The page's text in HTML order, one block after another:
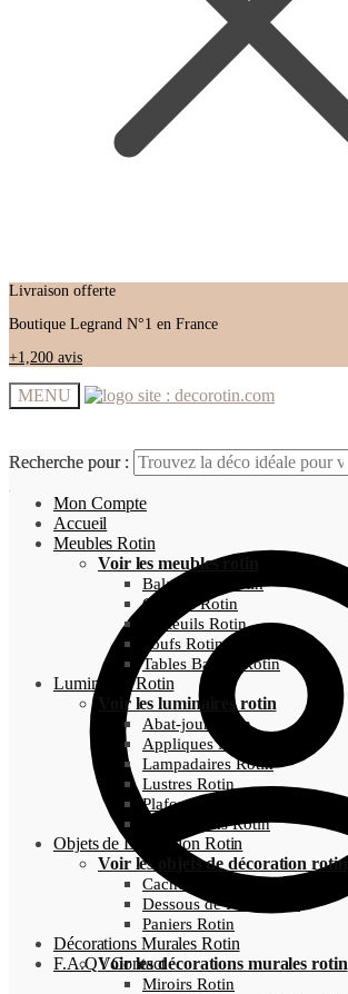
Livraison offerte
Boutique Legrand N°1 en France
+1,200 avis
MENU
Recherche pour :
Mon Compte
F.A.Q / Contact
Recherche pour :
Accueil
Meubles Rotin
Voir les meubles rotin
Balancelles Rotin
Chaises Rotin
Fauteuils Rotin
Poufs Rotin
Tables Basses Rotin
Luminaires Rotin
Voir les luminaires rotin
Abat-jour Rotin
Appliques Murales Rotin
Lampadaires Rotin
Lustres Rotin
Plafonnier Rotin
Suspensions Rotin
Objets de Décoration Rotin
Voir les objets de décoration rotin
Cache-Pots Osier
Dessous de Plats Rotin
Paniers Rotin
Décorations Murales Rotin
Voir les décorations murales rotin
Miroirs Rotin